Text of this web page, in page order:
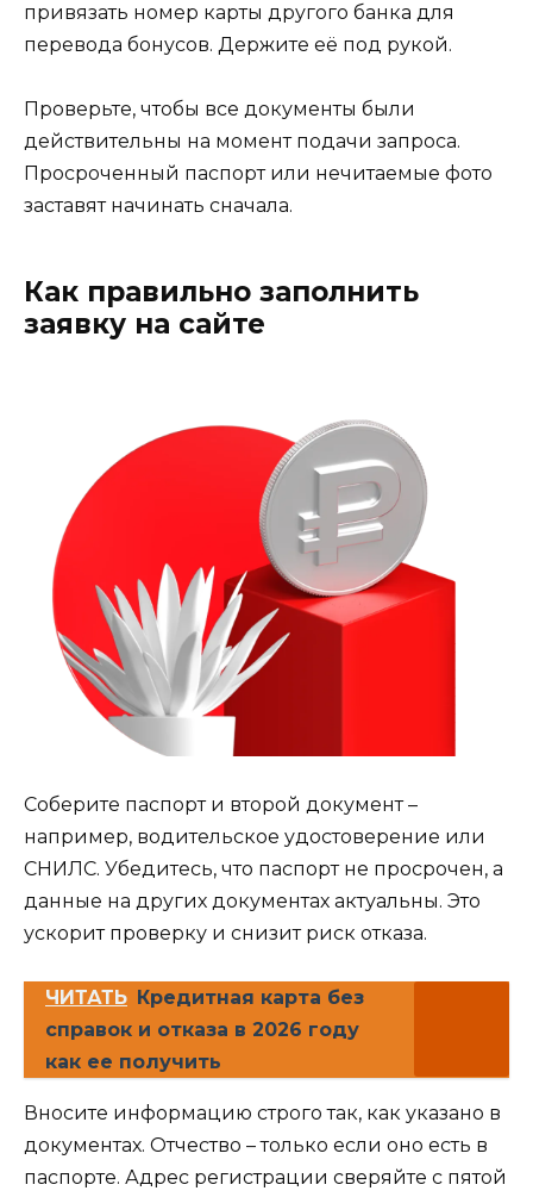
привязать номер карты другого банка для
перевода бонусов. Держите её под рукой.
Проверьте, чтобы все документы были
действительны на момент подачи запроса.
Просроченный паспорт или нечитаемые фото
заставят начинать сначала.
Как правильно заполнить
заявку на сайте
Соберите паспорт и второй документ –
например, водительское удостоверение или
СНИЛС. Убедитесь, что паспорт не просрочен, а
данные на других документах актуальны. Это
ускорит проверку и снизит риск отказа.
ЧИТАТЬ Кредитная карта без
справок и отказа в 2026 году
как ее получить
Вносите информацию строго так, как указано в
документах. Отчество – только если оно есть в
паспорте. Адрес регистрации сверяйте с пятой